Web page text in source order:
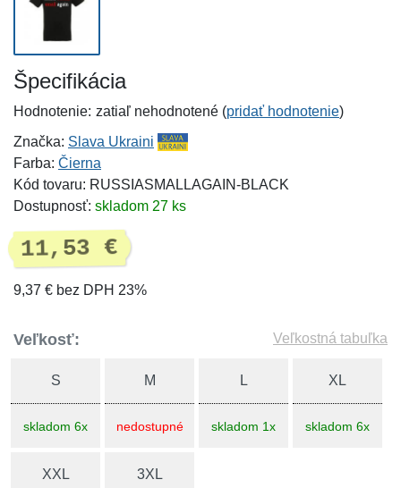
Špecifikácia
Hodnotenie: zatiaľ nehodnotené (pridať hodnotenie)
Značka: Slava Ukraini
Farba: Čierna
Kód tovaru: RUSSIASMALLAGAIN-BLACK
Dostupnosť: skladom 27 ks
11,53 €
9,37 € bez DPH 23%
Veľkosť: Veľkostná tabuľka
S
skladom 6x
M
nedostupné
L
skladom 1x
XL
skladom 6x
XXL 3XL